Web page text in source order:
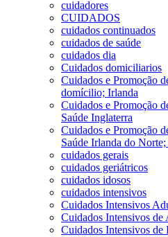
cuidadores
CUIDADOS
cuidados continuados
cuidados de saúde
cuidados dia
Cuidados domiciliarios
Cuidados e Promoção
domícilio; Irlanda
Cuidados e Promoção
Saúde Inglaterra
Cuidados e Promoção
Saúde Irlanda do
cuidados gerais
cuidados geriátricos
cuidados idosos
cuidados intensivos
Cuidados Intensivos
Cuidados Intensivos de
Cuidados Intensivos de